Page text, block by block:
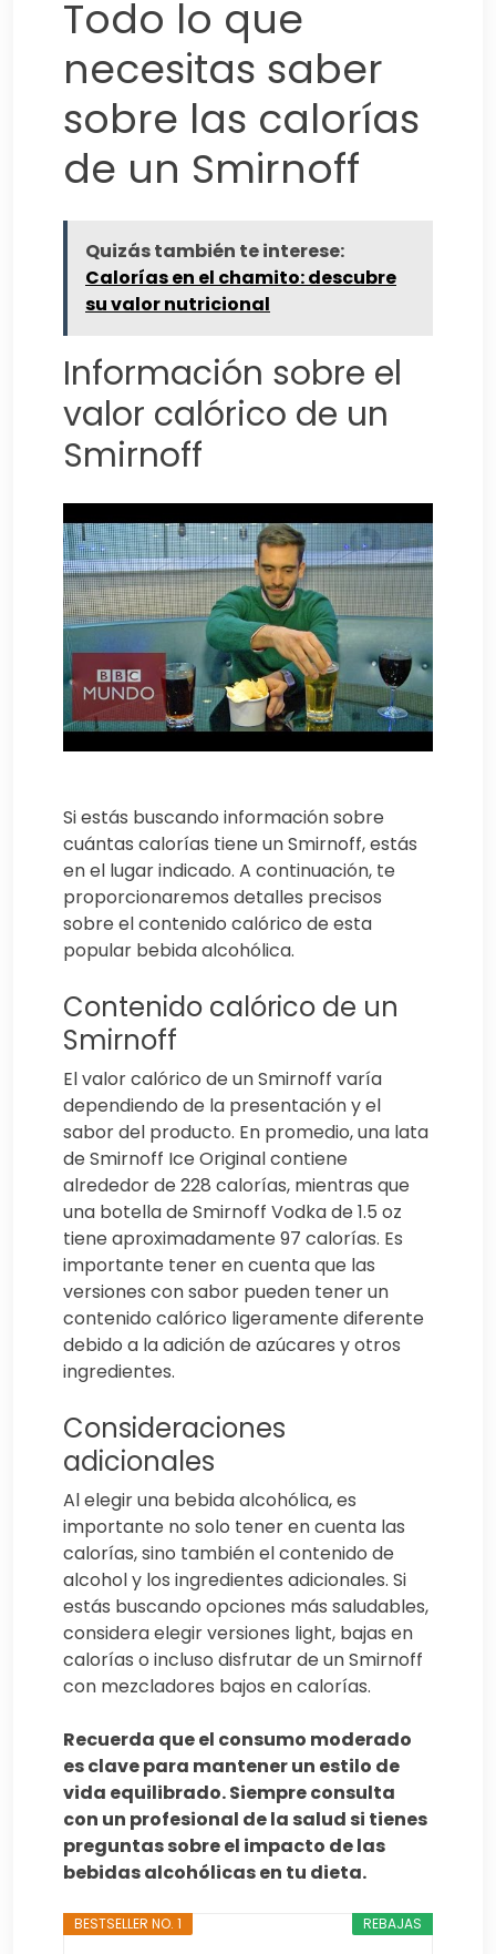
Todo lo que
necesitas saber
sobre las calorías
de un Smirnoff
Quizás también te interese:
Calorías en el chamito: descubre
su valor nutricional
Información sobre el
valor calórico de un
Smirnoff
Si estás buscando información sobre
cuántas calorías tiene un Smirnoff, estás
en el lugar indicado. A continuación, te
proporcionaremos detalles precisos
sobre el contenido calórico de esta
popular bebida alcohólica.
Contenido calórico de un
Smirnoff
El valor calórico de un Smirnoff varía
dependiendo de la presentación y el
sabor del producto. En promedio, una lata
de Smirnoff Ice Original contiene
alrededor de 228 calorías, mientras que
una botella de Smirnoff Vodka de 1.5 oz
tiene aproximadamente 97 calorías. Es
importante tener en cuenta que las
versiones con sabor pueden tener un
contenido calórico ligeramente diferente
debido a la adición de azúcares y otros
ingredientes.
Consideraciones
adicionales
Al elegir una bebida alcohólica, es
importante no solo tener en cuenta las
calorías, sino también el contenido de
alcohol y los ingredientes adicionales. Si
estás buscando opciones más saludables,
considera elegir versiones light, bajas en
calorías o incluso disfrutar de un Smirnoff
con mezcladores bajos en calorías.
Recuerda que el consumo moderado
es clave para mantener un estilo de
vida equilibrado. Siempre consulta
con un profesional de la salud si tienes
preguntas sobre el impacto de las
bebidas alcohólicas en tu dieta.
REBAJAS
BESTSELLER NO. 1